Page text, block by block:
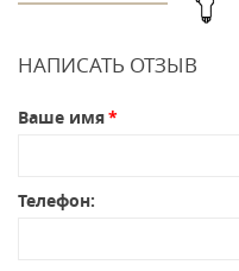
НАПИСАТЬ ОТЗЫВ
Ваше имя
Телефон: